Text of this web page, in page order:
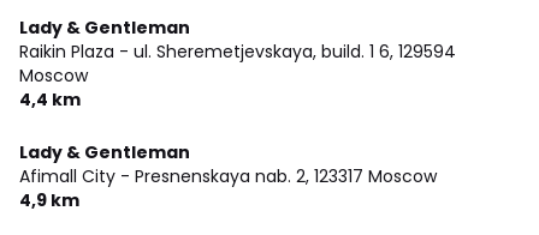
Lady & Gentleman
Raikin Plaza - ul. Sheremetjevskaya, build. 1 6, 129594
Moscow
4,4 km
Lady & Gentleman
Afimall City - Presnenskaya nab. 2, 123317 Moscow
4,9 km